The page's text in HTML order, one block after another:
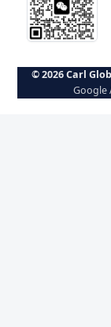
© 2026 Carl
Google